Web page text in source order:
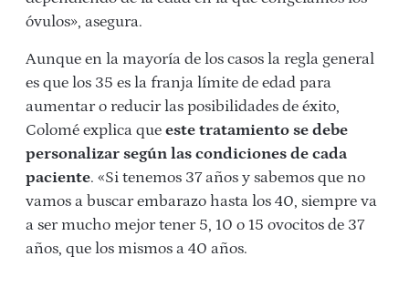
óvulos», asegura.
Aunque en la mayoría de los casos la regla general
es que los 35 es la franja límite de edad para
aumentar o reducir las posibilidades de éxito,
Colomé explica que este tratamiento se debe
personalizar según las condiciones de cada
paciente. «Si tenemos 37 años y sabemos que no
vamos a buscar embarazo hasta los 40, siempre va
a ser mucho mejor tener 5, 10 o 15 ovocitos de 37
años, que los mismos a 40 años.